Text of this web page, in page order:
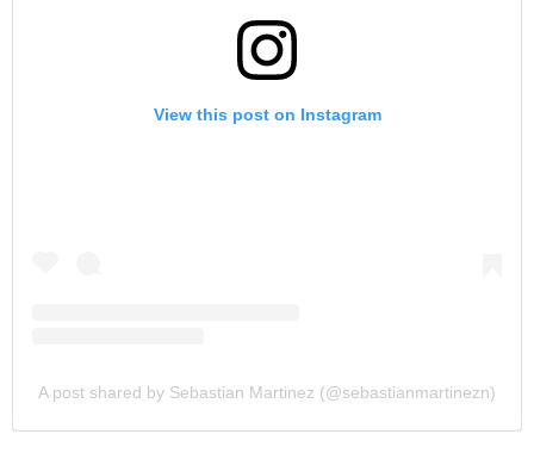
View this post on Instagram
A post shared by Sebastian Martinez (@sebastianmartinezn)